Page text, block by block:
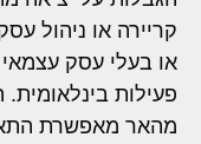
קריירה או ניהול
או בעלי עסק
פעילות
מהאר מאפשרת